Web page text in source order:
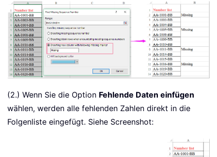
(2.) Wenn Sie die Option Fehlende Daten einfügen
wählen, werden alle fehlenden Zahlen direkt in die
Folgenliste eingefügt. Siehe Screenshot: